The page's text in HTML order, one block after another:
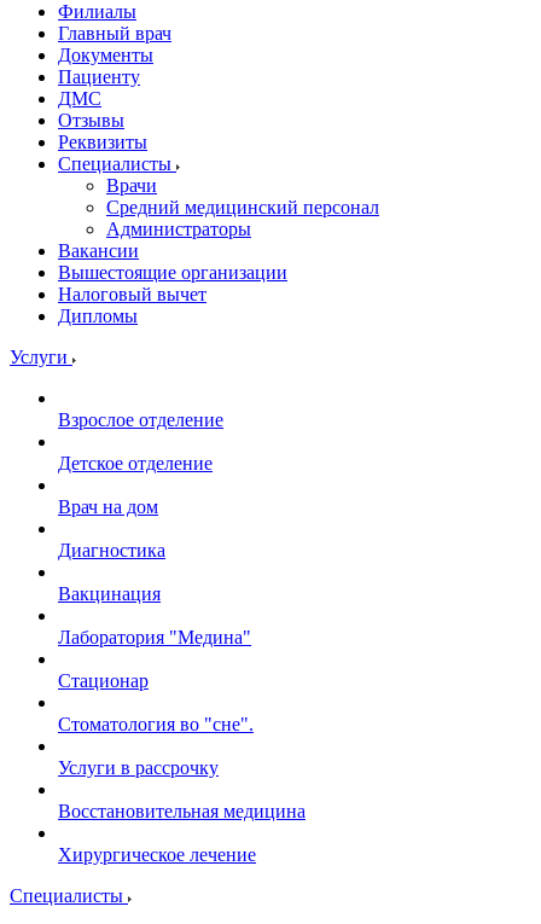
Филиалы
Главный врач
Документы
Пациенту
ДМС
Отзывы
Реквизиты
Специалисты
Врачи
Средний медицинский персонал
Администраторы
Вакансии
Вышестоящие организации
Налоговый вычет
Дипломы
Услуги
Взрослое отделение
Детское отделение
Врач на дом
Диагностика
Вакцинация
Лаборатория "Медина"
Стационар
Стоматология во "сне".
Услуги в рассрочку
Восстановительная медицина
Хирургическое лечение
Специалисты